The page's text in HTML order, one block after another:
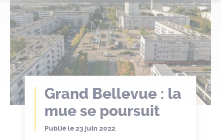
Grand Bellevue : la
mue se poursuit
Publié le23 juin 2022